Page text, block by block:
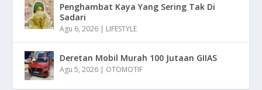
Penghambat Kaya Yang Sering Tak Di
Sadari
Agu 6, 2026 | LIFESTYLE
Deretan Mobil Murah 100 Jutaan GIIAS
Agu 5, 2026 | OTOMOTIF